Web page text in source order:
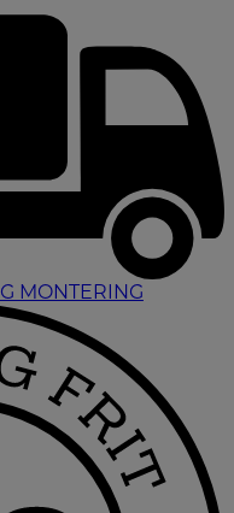
MONTERING